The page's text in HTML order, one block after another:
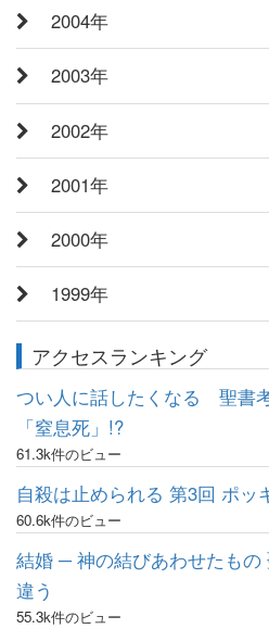
2004年
2003年
2002年
2001年
2000年
1999年
アクセスランキング
つい人に話したくなる 聖書
「窒息死」!?
61.3k件のビュー
自殺は止められる 第3回 ポッ
60.6k件のビュー
結婚 ─ 神の結びあわせたもの
違う
55.3k件のビュー